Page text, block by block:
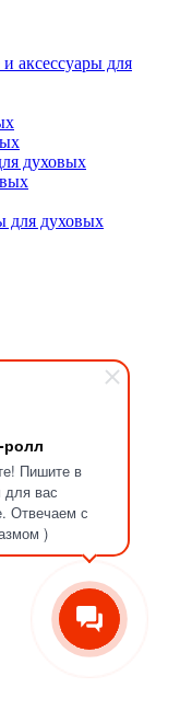
ролл
Пишите в
для вас
Отвечаем с
)
аксессуары для
духовых
для духовых